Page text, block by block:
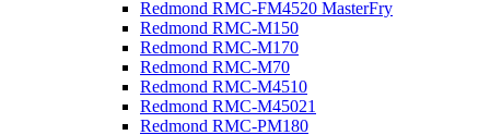
Redmond RMC-FM4520 MasterFry
Redmond RMC-M150
Redmond RMC-M170
Redmond RMC-M70
Redmond RMC-M4510
Redmond RMC-M45021
Redmond RMC-PM180